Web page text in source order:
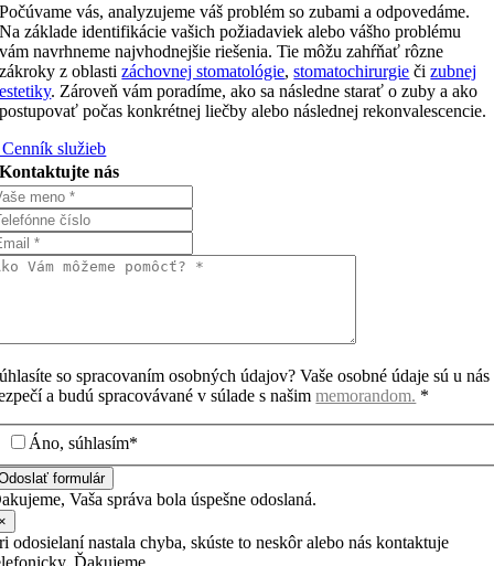
Počúvame vás, analyzujeme váš problém so zubami a odpovedáme.
Na základe identifikácie vašich požiadaviek alebo vášho problému
vám navrhneme najvhodnejšie riešenia. Tie môžu zahŕňať rôzne
zákroky z oblastizáchovnej stomatológie,stomatochirurgie čizubnej
estetiky. Zároveň vám poradíme, ako sa následne starať o zuby a ako
postupovať počas konkrétnej liečby alebo následnej rekonvalescencie.
služieb
Kontaktujte nás
so spracovaním osobných údajov? Vaše osobné údaje sú u
a budú spracovávané v súlade s našimmemorandom. *
Áno, súhlasím*
formulár
Vaša správa bola úspešne odoslaná.
odosielaní nastala chyba, skúste to neskôr alebo nás kontaktuje